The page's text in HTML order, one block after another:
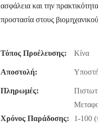
ασφάλεια και την
προστασία στους
Τόπος Προέλευσης:
Κίνα
Αποστολή:
Πληρωμές:
Χρόνος Παράδοσης:
1-100